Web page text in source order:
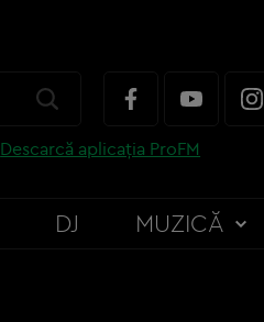
Descarcă aplicația ProFM
DJ MUZICĂ